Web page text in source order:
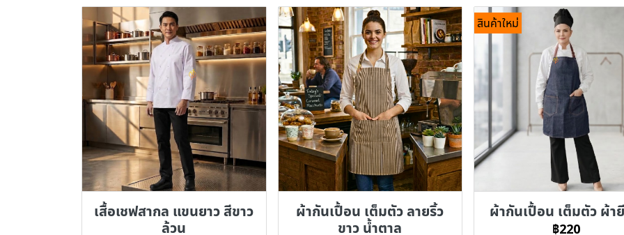
เสื้อเชฟสากล แขนยาว สีขาว
ล้วน
ผ้ากันเปื้อน เต็มตัว ลายริ้ว
ขาว น้ำตาล
สินค้าใหม่
ผ้ากันเปื้อน เต็มตัว ผ้า
฿220